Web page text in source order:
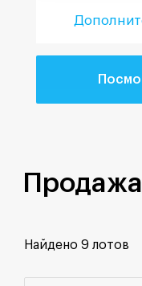
Найдено 9 лотов